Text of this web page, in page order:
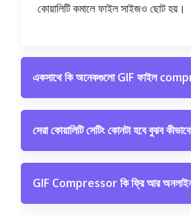
কোয়ালিটি কমালে ফাইল সাইজও ছোট হয়।
একসাথে কি অনেকগুলো GIF ফাইল
সেরা কোয়ালিটি সেটিং কোনটা হবে বুঝব
GIF Compressor কি ফ্রি আর